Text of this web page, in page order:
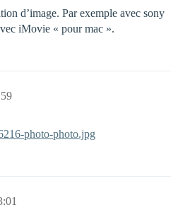
d’image. Par exemple avec sony
iMovie « pour mac ».
photo-photo.jpg